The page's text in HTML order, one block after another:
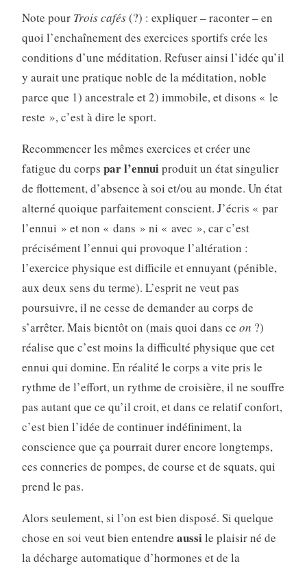
Note pour Trois cafés(?) : expliquer – raconter – en
quoi l’enchaînement des exercices sportifs crée les
conditions d’une méditation. Refuser ainsi l’idée qu’il
y aurait une pratique noble de la méditation, noble
parce que 1) ancestrale et 2) immobile, et disons « le
reste », c’est à dire le sport.
Recommencer les mêmes exercices et créer une
fatigue du corps par l’ennuiproduit un état singulier
de flottement, d’absence à soi et/ou au monde. Un état
alterné quoique parfaitement conscient. J’écris « par
l’ennui » et non « dans » ni « avec », car c’est
précisément l’ennui qui provoque l’altération :
l’exercice physique est difficile et ennuyant (pénible,
aux deux sens du terme). L’esprit ne veut pas
poursuivre, il ne cesse de demander au corps de
s’arrêter. Mais bientôt on (mais quoi dans ce on ?)
réalise que c’est moins la difficulté physique que cet
ennui qui domine. En réalité le corps a vite pris le
rythme de l’effort, un rythme de croisière, il ne souffre
pas autant que ce qu’il croit, et dans ce relatif confort,
c’est bien l’idée de continuer indéfiniment, la
conscience que ça pourrait durer encore longtemps,
ces conneries de pompes, de course et de squats, qui
prend le pas.
Alors seulement, si l’on est bien disposé. Si quelque
chose en soi veut bien entendre aussile plaisir né de
la décharge automatique d’hormones et de la